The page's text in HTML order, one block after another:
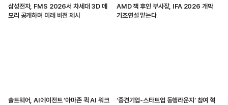
삼성전자, FMS 2026서 차세대 3D 메
모리 공개하며 미래 비전 제시
AMD 잭 후인 부사장, IFA 2026 개막
기조연설 맡는다
솔트웨어, AI에이전트 ‘아마존 퀵 AI 워크
‘중견기업-스타트업 동행라운지’ 참여 혁